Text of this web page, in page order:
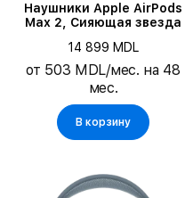
Наушники Apple AirPods
Max 2, Сияющая звезда
14 899 MDL
от 503 MDL/мес. на 48
мес.
В корзину